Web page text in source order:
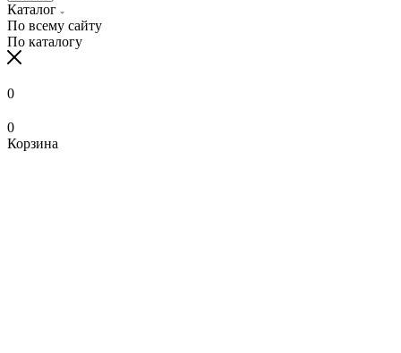
Каталог
По всему сайту
По каталогу
0
0
Корзина